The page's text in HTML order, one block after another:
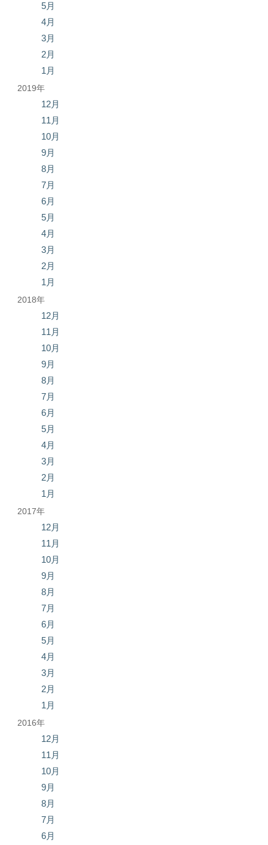
5月
4月
3月
2月
1月
2019年
12月
11月
10月
9月
8月
7月
6月
5月
4月
3月
2月
1月
2018年
12月
11月
10月
9月
8月
7月
6月
5月
4月
3月
2月
1月
2017年
12月
11月
10月
9月
8月
7月
6月
5月
4月
3月
2月
1月
2016年
12月
11月
10月
9月
8月
7月
6月